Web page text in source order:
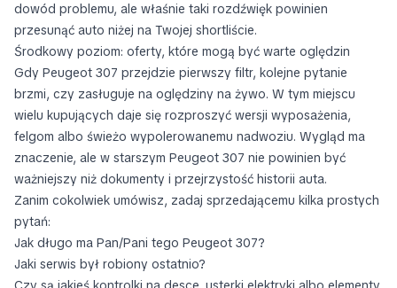
dowód problemu, ale właśnie taki rozdźwięk powinien
przesunąć auto niżej na Twojej shortliście.
Środkowy poziom: oferty, które mogą być warte oględzin
Gdy Peugeot 307 przejdzie pierwszy filtr, kolejne pytanie
brzmi, czy zasługuje na oględziny na żywo. W tym miejscu
wielu kupujących daje się rozproszyć wersji wyposażenia,
felgom albo świeżo wypolerowanemu nadwoziu. Wygląd ma
znaczenie, ale w starszym Peugeot 307 nie powinien być
ważniejszy niż dokumenty i przejrzystość historii auta.
Zanim cokolwiek umówisz, zadaj sprzedającemu kilka prostych
pytań:
Jak długo ma Pan/Pani tego Peugeot 307?
Jaki serwis był robiony ostatnio?